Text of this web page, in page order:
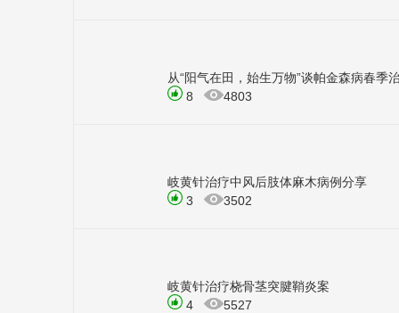
从“阳气在田，始生万物”谈帕金森病春季
8
4803
岐黄针治疗中风后肢体麻木病例分享
3
3502
岐黄针治疗桡骨茎突腱鞘炎案
4
5527